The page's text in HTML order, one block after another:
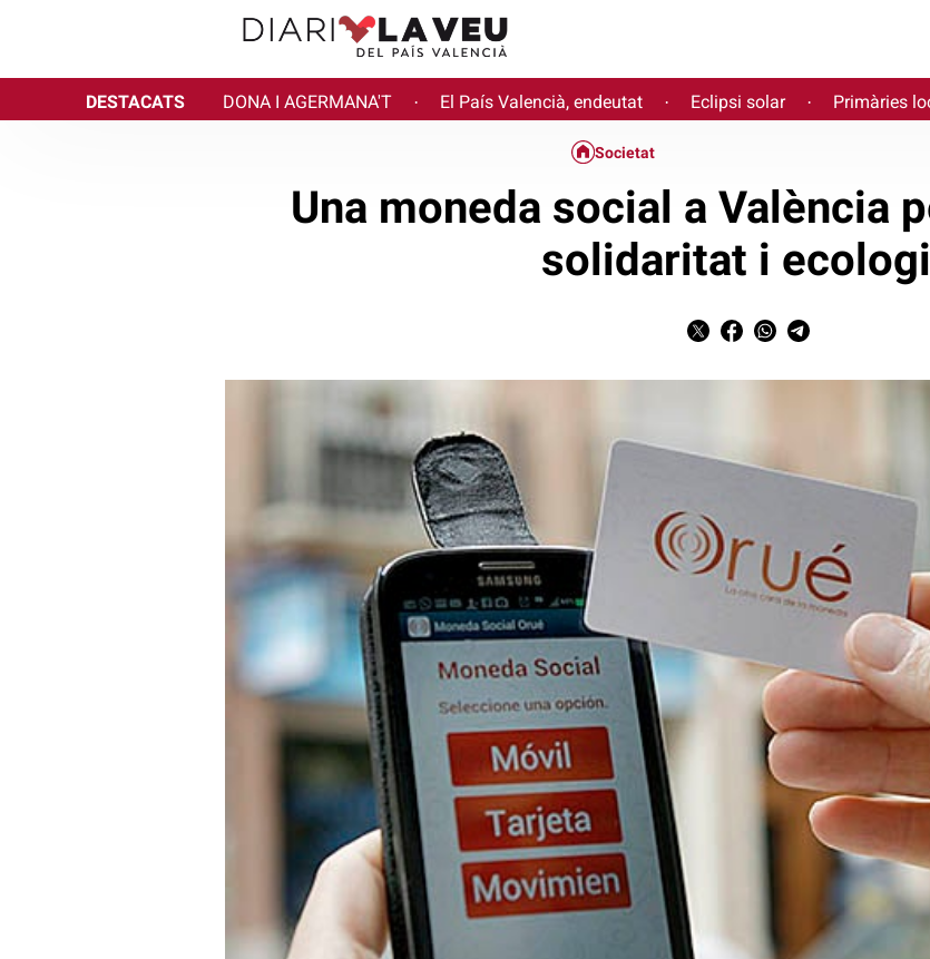
DESTACATS DONA I AGERMANA'T · El País Valencià, endeutat · Eclipsi solar · Primàries
Societat
Una moneda social a València
solidaritat i